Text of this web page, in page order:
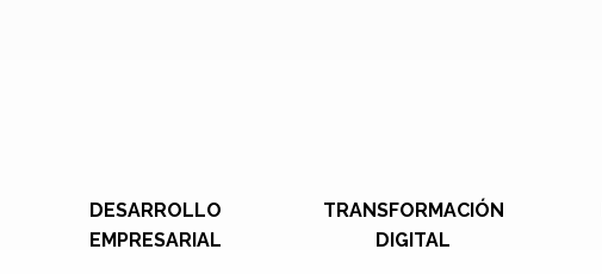
DESARROLLO
EMPRESARIAL
TRANSFORMACIÓN
DIGITAL